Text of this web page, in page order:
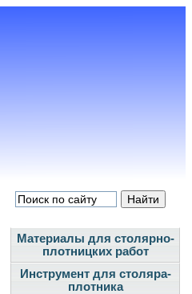
Материалы для столярно-
плотницких работ
Инструмент для столяра-
плотника